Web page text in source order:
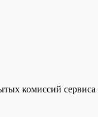
комиссий сервиса